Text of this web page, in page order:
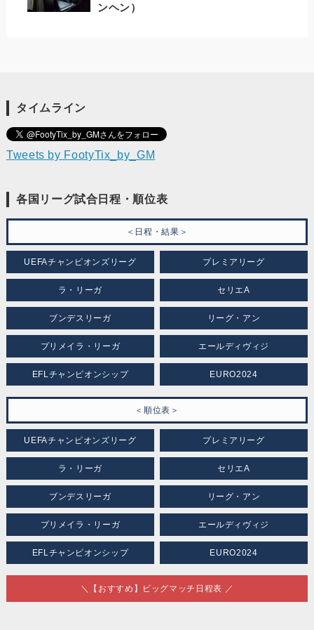
ンヘン）
タイムライン
Tweets by FootyTix_by_GM
各国リーグ試合日程・順位表
＜日程・結果＞
UEFAチャンピオンズリーグ プレミアリーグ
ラ・リーガ セリエA
ブンデスリーガ リーグ・アン
プリメイラ・リーガ エールディヴィジ
EFLチャンピオンシップ EURO2024
＜順位表＞
UEFAチャンピオンズリーグ プレミアリーグ
ラ・リーガ セリエA
ブンデスリーガ リーグ・アン
プリメイラ・リーガ エールディヴィジ
EFLチャンピオンシップ EURO2024
＼【おすすめ】ビッグマッチ日程表 ／